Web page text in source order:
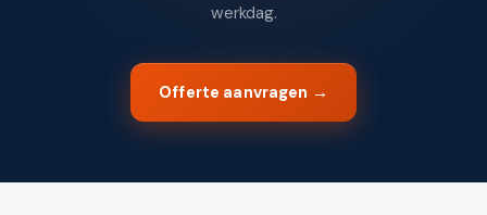
werkdag.
Offerte aanvragen →